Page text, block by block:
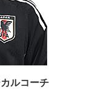
ルコーチ